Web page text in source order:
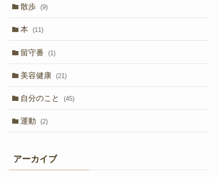
散歩 (9)
本 (11)
留守番 (1)
美容健康 (21)
自分のこと (45)
運動 (2)
アーカイブ